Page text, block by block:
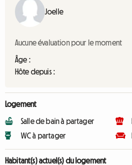
Joelle
Aucune évaluation pour le moment
Âge :
Hôte depuis :
Logement
Salle de bain à partager
WC à partager
Habitant(s) actuel(s) du logement